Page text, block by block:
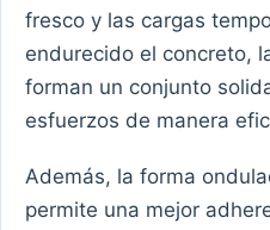
fresco y las cargas
endurecido el concreto,
forman un conjunto
esfuerzos de manera
Además, la forma
permite una mejor